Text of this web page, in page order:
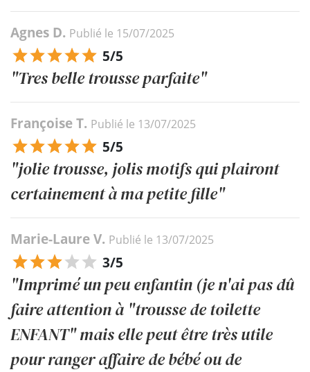
Agnes D. Publié le 15/07/2025
5/5
"Tres belle trousse parfaite"
Françoise T. Publié le 13/07/2025
5/5
"jolie trousse, jolis motifs qui plairont
certainement à ma petite fille"
Marie-Laure V. Publié le 13/07/2025
3/5
"Imprimé un peu enfantin (je n'ai pas dû
faire attention à "trousse de toilette
ENFANT" mais elle peut être très utile
pour ranger affaire de bébé ou de